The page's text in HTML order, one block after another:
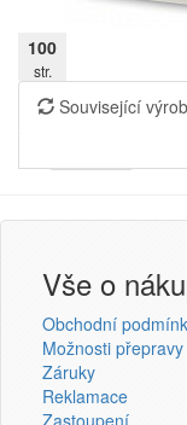
100
str.
Související
Přihlásit se
Vše o
Obchodní
Možnosti přepravy
Záruky
Reklamace
Zastoupení